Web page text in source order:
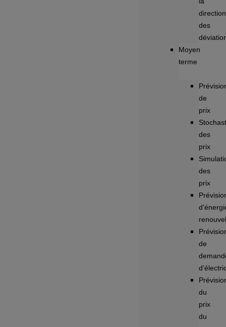
direction
des
Moyen
terme
de
prix
des
prix
des
prix
de
du
prix
du